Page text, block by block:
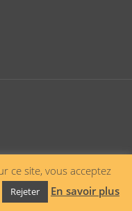
ce site, vous acceptez
Rejeter En savoir plus